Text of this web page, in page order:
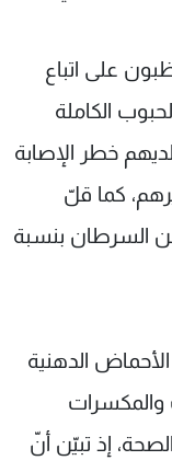
على اتباع
الكاملة
خطر الإصابة
مقارنة بغيرهم، كما قلّ
السرطان بنسبة
الدهنية
والمكسرات
الصحة، إذ تبيّن أنّ